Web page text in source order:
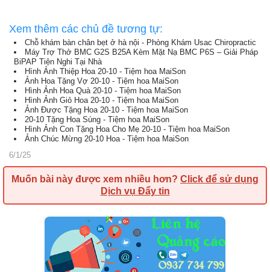
Xem thêm các chủ đề tương tự:
Chỗ khám bàn chân bẹt ở hà nội - Phòng Khám Usac Chiropractic
Máy Trợ Thở BMC G2S B25A Kèm Mặt Nạ BMC P6S – Giải Pháp
BiPAP Tiện Nghi Tại Nhà
Hình Ảnh Thiệp Hoa 20-10 - Tiệm hoa MaiSon
Ảnh Hoa Tặng Vợ 20-10 - Tiệm hoa MaiSon
Hình Ảnh Hoa Quà 20-10 - Tiệm hoa MaiSon
Hình Ảnh Giỏ Hoa 20-10 - Tiệm hoa MaiSon
Ảnh Được Tặng Hoa 20-10 - Tiệm hoa MaiSon
20-10 Tặng Hoa Súng - Tiệm hoa MaiSon
Hình Ảnh Con Tặng Hoa Cho Mẹ 20-10 - Tiệm hoa MaiSon
Ảnh Chúc Mừng 20-10 Hoa - Tiệm hoa MaiSon
6/1/25
Muốn bài này được xem nhiều hơn? Click để sử dụng
Dịch vụ Đẩy tin